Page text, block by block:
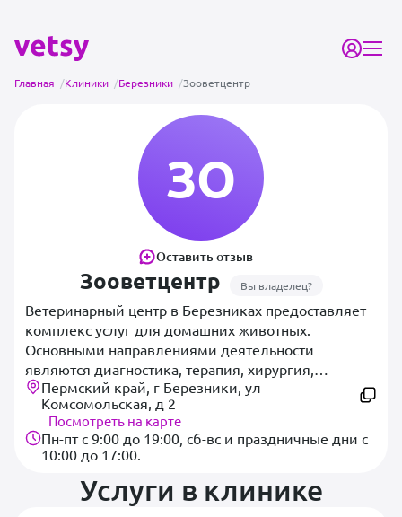
Главная /Клиники /Березники /Зооветцентр
ЗО
Оставить отзыв
Зооветцентр Вы владелец?
Ветеринарный центр в Березниках предоставляет
комплекс услуг для домашних животных.
Основными направлениями деятельности
являются диагностика, терапия, хирургия,
стоматология и профилактические процедуры.
Учреждение оснащено современным
оборудованием для проведения лабораторных
анализов и инструментальных
исследований.Специалисты центра оказывают как
плановую, так и экстренную ветеринарную
помощь, включая вызов врача на дом. Опытные
Пермский край, г Березники, ул
Комсомольская, д 2
Посмотреть на карте
Пн-пт с 9:00 до 19:00, сб-вс и праздничные дни с
10:00 до 17:00.
Услуги в клинике